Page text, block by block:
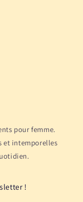
pour femme.
et intemporelles
!